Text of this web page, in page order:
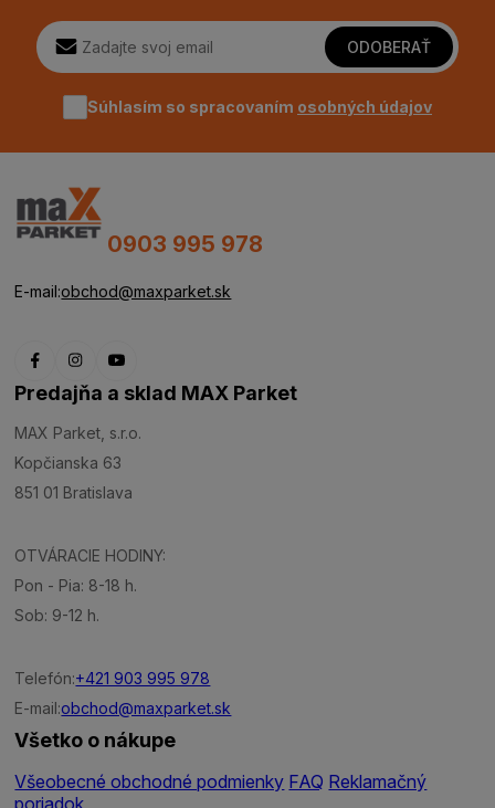
ODOBERAŤ
Súhlasím so spracovaním osobných údajov
0903 995 978
E-mail:obchod@maxparket.sk
Predajňa a sklad MAX Parket
MAX Parket, s.r.o.
Kopčianska 63
851 01 Bratislava
OTVÁRACIE HODINY:
Pon - Pia: 8-18 h.
Sob: 9-12 h.
Telefón:+421 903 995 978
E-mail:obchod@maxparket.sk
Všetko o nákupe
Všeobecné obchodné podmienky FAQ Reklamačný
poriadok